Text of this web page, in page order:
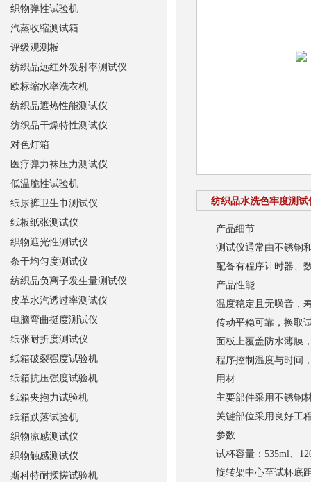
纺织品水洗色牢度测试
产品细节
测试仪通常由不锈钢和
配备有程序计时器、数
产品性能
温度稳定且无噪音，
传动平稳可靠，换取
面板上覆盖防水薄膜，
程序控制温度与时间，
用材
主要部件采用不锈钢材
关键部位采用良好工程
参数
试杯容量：535ml、
旋转架中心至试杯底距
织物弹性试验机
汽蒸收缩测试箱
评级观测板
纺织品远红外发射率测试仪
欧标缩水率洗衣机
纺织品遮热性能测试仪
纺织品干燥特性测试仪
对色灯箱
医疗弹力袜压力测试仪
低温脆性试验机
纸尿裤卫生巾测试仪
纸板纸张测试仪
织物遮光性测试仪
条干均匀度测试仪
纺织品负离子发生量测试仪
皮革水汽透过率测试仪
电脑弯曲挺度测试仪
纸张耐折度测试仪
纸箱破裂强度试验机
纸箱抗压强度试验机
纸箱夹抱力试验机
纸箱跌落试验机
织物凉感测试仪
织物触感测试仪
斯科特耐揉搓试验机